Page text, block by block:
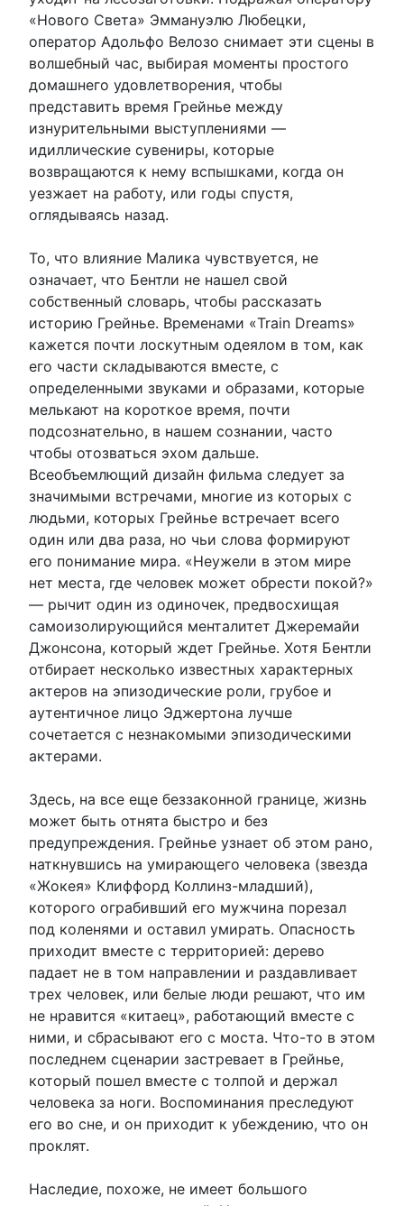
«Нового Света» Эммануэлю Любецки,
оператор Адольфо Велозо снимает эти сцены в
волшебный час, выбирая моменты простого
домашнего удовлетворения, чтобы
представить время Грейнье между
изнурительными выступлениями —
идиллические сувениры, которые
возвращаются к нему вспышками, когда он
уезжает на работу, или годы спустя,
оглядываясь назад.
То, что влияние Малика чувствуется, не
означает, что Бентли не нашел свой
собственный словарь, чтобы рассказать
историю Грейнье. Временами «Train Dreams»
кажется почти лоскутным одеялом в том, как
его части складываются вместе, с
определенными звуками и образами, которые
мелькают на короткое время, почти
подсознательно, в нашем сознании, часто
чтобы отозваться эхом дальше.
Всеобъемлющий дизайн фильма следует за
значимыми встречами, многие из которых с
людьми, которых Грейнье встречает всего
один или два раза, но чьи слова формируют
его понимание мира. «Неужели в этом мире
нет места, где человек может обрести покой?»
— рычит один из одиночек, предвосхищая
самоизолирующийся менталитет Джеремайи
Джонсона, который ждет Грейнье. Хотя Бентли
отбирает несколько известных характерных
актеров на эпизодические роли, грубое и
аутентичное лицо Эджертона лучше
сочетается с незнакомыми эпизодическими
актерами.
Здесь, на все еще беззаконной границе, жизнь
может быть отнята быстро и без
предупреждения. Грейнье узнает об этом рано,
наткнувшись на умирающего человека (звезда
«Жокея» Клиффорд Коллинз-младший),
которого ограбивший его мужчина порезал
под коленями и оставил умирать. Опасность
приходит вместе с территорией: дерево
падает не в том направлении и раздавливает
трех человек, или белые люди решают, что им
не нравится «китаец», работающий вместе с
ними, и сбрасывают его с моста. Что-то в этом
последнем сценарии застревает в Грейнье,
который пошел вместе с толпой и держал
человека за ноги. Воспоминания преследуют
его во сне, и он приходит к убеждению, что он
проклят.
Наследие, похоже, не имеет большого